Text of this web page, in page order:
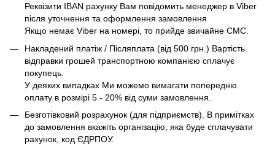
Реквізити IBAN рахунку Вам повідомить менеджер в Viber
після уточнення та оформлення замовлення
Якщо немає Viber на номері, то прийде звичайне СМС.
Накладений платіж / Післяплата (від 500 грн.) Вартість
відправки грошей транспортною компанією сплачує
покупець.
У деяких випадках Ми можемо вимагати попередню
оплату в розмірі 5 - 20% від суми замовлення.
Безготівковий розрахунок (для підприємств). В примітках
до замовлення вкажіть організацію, яка буде сплачувати
рахунок, код ЄДРПОУ.